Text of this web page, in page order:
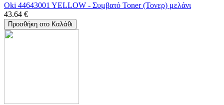
Oki 44643001 YELLOW - Συμβατό Toner (Τονερ) μελάνι
43.64 €
Προσθήκη στο Καλάθι